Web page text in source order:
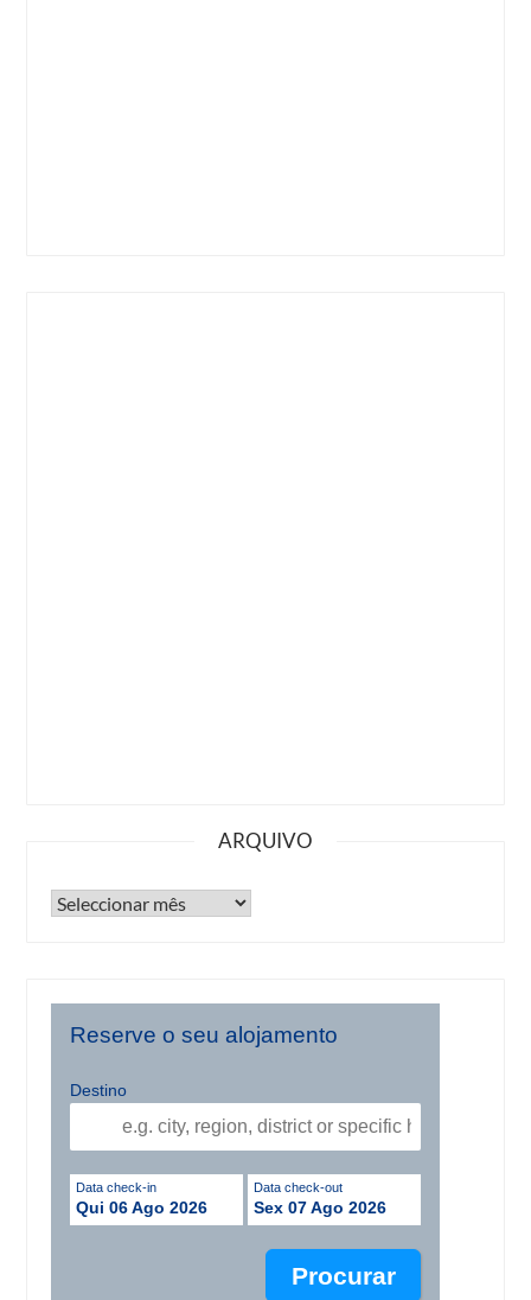
ARQUIVO
Reserve o seu alojamento
Destino
Data check-in
Qui 06 Ago 2026
Data check-out
Sex 07 Ago 2026